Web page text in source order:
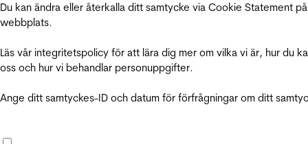
Du kan ändra eller återkalla ditt samtycke via Cookie Statement
webbplats.
Läs vår integritetspolicy för att lära dig mer om vilka vi är, hur du
oss och hur vi behandlar personuppgifter.
Ange ditt samtyckes-ID och datum för förfrågningar om ditt